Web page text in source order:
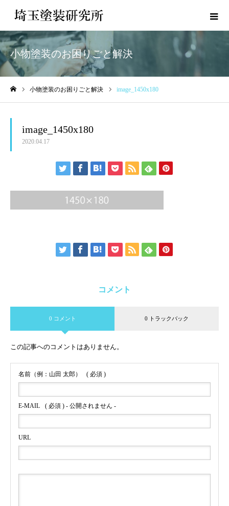
小物塗装のお困りごと解決
小物塗装のお困りごと解決 image_1450x180
image_1450x180
2020.04.17
コメント
0 コメント 0 トラックバック
この記事へのコメントはありません。
名前（例：山田 太郎） ( 必須 )
E-MAIL ( 必須 ) - 公開されません -
URL